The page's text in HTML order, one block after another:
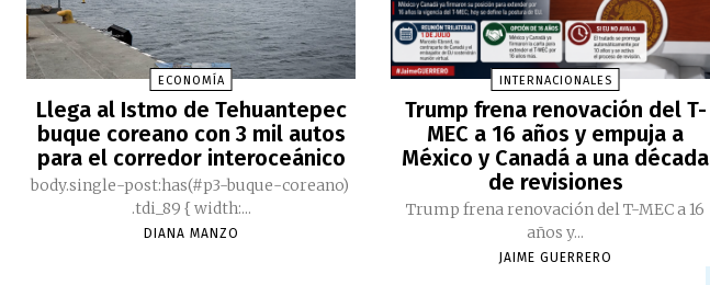
ECONOMÍA
Llega al Istmo de Tehuantepec
buque coreano con 3 mil autos
para el corredor interoceánico
body.single-post:has(#p3-buque-coreano)
.tdi_89 { width:...
DIANA MANZO
INTERNACIONALES
Trump frena renovación del T-
MEC a 16 años y empuja a
México y Canadá a una década
de revisiones
Trump frena renovación del T-MEC a 16
años y...
JAIME GUERRERO